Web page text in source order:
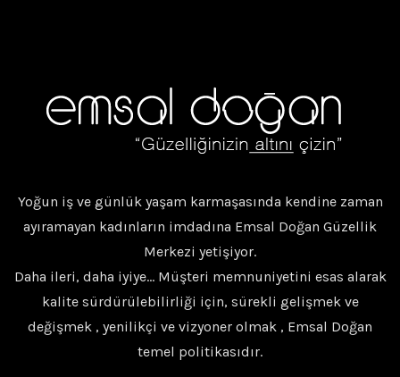
Yoğun iş ve günlük yaşam karmaşasında kendine zaman
ayıramayan kadınların imdadına Emsal Doğan Güzellik
Merkezi yetişiyor.
Daha ileri, daha iyiye… Müşteri memnuniyetini esas alarak
kalite sürdürülebilirliği için, sürekli gelişmek ve
değişmek , yenilikçi ve vizyoner olmak , Emsal Doğan
temel politikasıdır.